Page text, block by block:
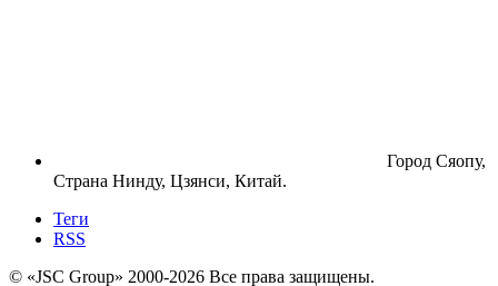
Город Сяопу,
Страна Нинду, Цзянси, Китай.
Теги
RSS
© «JSC Group» 2000-2026 Все права защищены.